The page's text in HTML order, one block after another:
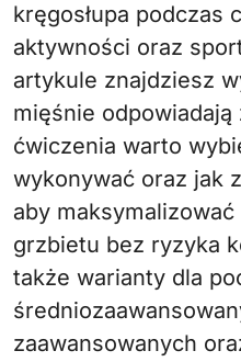
kręgosłupa podczas
aktywności oraz
artykule znajdziesz
mięśnie odpowiadają
ćwiczenia warto
wykonywać oraz jak
aby
grzbietu bez ryzyka
także warianty dla
zaawansowanych